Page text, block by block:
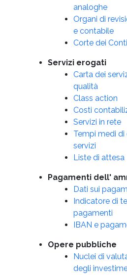
analoghe
Organi di
e contabile
Corte dei Conti
Servizi erogati
Carta dei
qualità
Class action
Costi
Servizi in rete
Tempi medi
servizi
Liste di attesa
Pagamenti dell'
Dati sui
Indicatore di
pagamenti
IBAN e
Opere pubbliche
Nuclei di
degli